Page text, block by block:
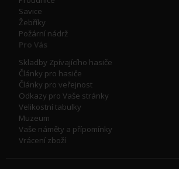
Savice
Žebříky
Požární nádrž
Pro Vás
Skladby Zpívajícího hasiče
Články pro hasiče
Články pro veřejnost
Odkazy pro Vaše stránky
Velikostní tabulky
Muzeum
Vaše náměty a přípomínky
Vrácení zboží